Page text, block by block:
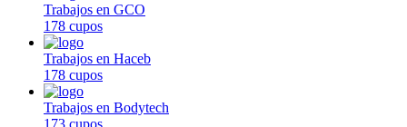
Trabajos en GCO
178 cupos
Trabajos en Haceb
178 cupos
Trabajos en Bodytech
173 cupos